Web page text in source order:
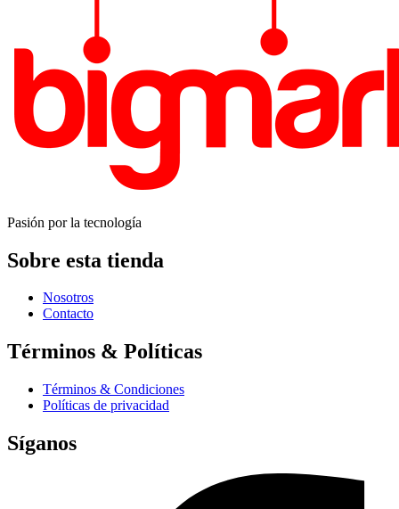
Pasión por la tecnología
Sobre esta tienda
Nosotros
Contacto
Términos & Políticas
Términos & Condiciones
Políticas de privacidad
Síganos